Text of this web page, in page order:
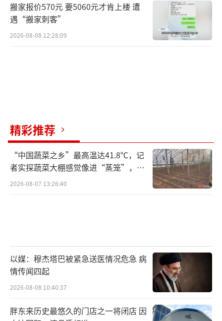
搬家报价570元 要5060元才肯上楼 遭
遇“搬家刺客”
2026-08-08 12:28:09
精彩推荐
“中国蔬菜之乡”最高温达41.8℃，记
者实探蔬菜大棚感觉像进“蒸笼”，有
村民称只能凌晨两点起来干活
2026-08-07 13:26:40
以媒：穆杰塔巴被紧急送医情况危急 病
情传闻四起
2026-08-08 10:40:37
胖东来历史最悠久的门店之一将闭店 因